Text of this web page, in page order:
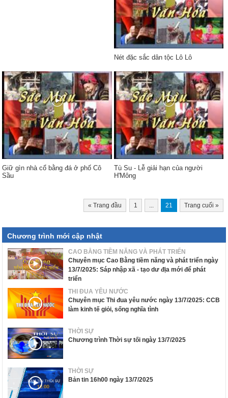
Nét đặc sắc dân tộc Lô Lô
Giữ gìn nhà cổ bằng đá ở phố Cô
Sầu
Tù Su - Lễ giải hạn của người
H'Mông
« Trang đầu 1 ... 21 Trang cuối »
Chương trình mới cập nhật
CAO BẰNG TIỀM NĂNG VÀ PHÁT TRIỂN
Chuyên mục Cao Bằng tiềm năng và phát triển ngày
13/7/2025: Sáp nhập xã - tạo dư địa mới để phát
triển
THI ĐUA YÊU NƯỚC
Chuyên mục Thi đua yêu nước ngày 13/7/2025: CCB
làm kinh tế giỏi, sống nghĩa tình
THỜI SỰ
Chương trình Thời sự tối ngày 13/7/2025
THỜI SỰ
Bản tin 16h00 ngày 13/7/2025